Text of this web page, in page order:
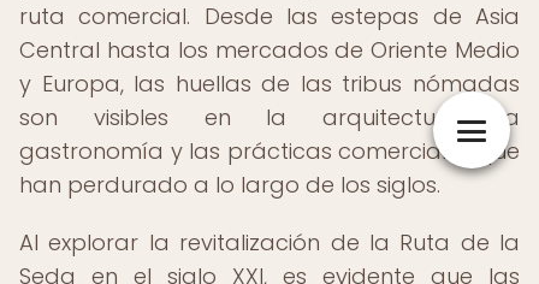
ruta comercial. Desde las estepas de Asia
Central hasta los mercados de Oriente Medio
y Europa, las huellas de las tribus nómadas
son visibles en la arquitectura, la
gastronomía y las prácticas comerciales que
han perdurado a lo largo de los siglos.
Al explorar la revitalización de la Ruta de la
Seda en el siglo XXI, es evidente que las